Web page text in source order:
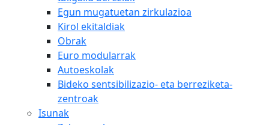
Egun mugatuetan zirkulazioa
Kirol ekitaldiak
Obrak
Euro modularrak
Autoeskolak
Bideko sentsibilizazio- eta berreziketa-
zentroak
Isunak